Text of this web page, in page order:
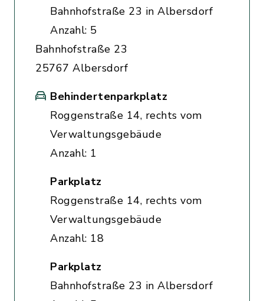
Bahnhofstraße 23 in Albersdorf
Anzahl: 5
Bahnhofstraße 23
25767 Albersdorf
Behindertenparkplatz
Roggenstraße 14, rechts vom
Verwaltungsgebäude
Anzahl: 1
Parkplatz
Roggenstraße 14, rechts vom
Verwaltungsgebäude
Anzahl: 18
Parkplatz
Bahnhofstraße 23 in Albersdorf